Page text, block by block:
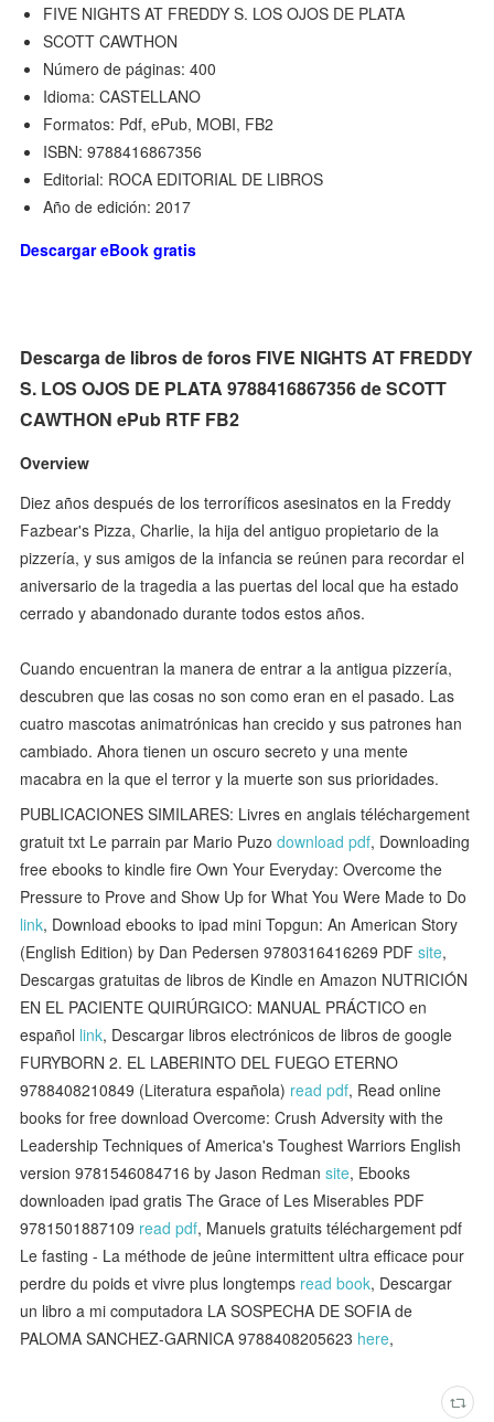
FIVE NIGHTS AT FREDDY S. LOS OJOS DE PLATA
SCOTT CAWTHON
Número de páginas: 400
Idioma: CASTELLANO
Formatos: Pdf, ePub, MOBI, FB2
ISBN: 9788416867356
Editorial: ROCA EDITORIAL DE LIBROS
Año de edición: 2017
Descargar eBook gratis
Descarga de libros de foros FIVE NIGHTS AT FREDDY
S. LOS OJOS DE PLATA 9788416867356 de SCOTT
CAWTHON ePub RTF FB2
Overview
Diez años después de los terroríficos asesinatos en la Freddy
Fazbear's Pizza, Charlie, la hija del antiguo propietario de la
pizzería, y sus amigos de la infancia se reúnen para recordar el
aniversario de la tragedia a las puertas del local que ha estado
cerrado y abandonado durante todos estos años.
Cuando encuentran la manera de entrar a la antigua pizzería,
descubren que las cosas no son como eran en el pasado. Las
cuatro mascotas animatrónicas han crecido y sus patrones han
cambiado. Ahora tienen un oscuro secreto y una mente
macabra en la que el terror y la muerte son sus prioridades.
PUBLICACIONES SIMILARES: Livres en anglais téléchargement
gratuit txt Le parrain par Mario Puzodownload pdf, Downloading
free ebooks to kindle fire Own Your Everyday: Overcome the
Pressure to Prove and Show Up for What You Were Made to Do
link, Download ebooks to ipad mini Topgun: An American Story
(English Edition) by Dan Pedersen 9780316416269 PDFsite,
Descargas gratuitas de libros de Kindle en Amazon NUTRICIÓN
EN EL PACIENTE QUIRÚRGICO: MANUAL PRÁCTICO en
español link, Descargar libros electrónicos de libros de google
FURYBORN 2. EL LABERINTO DEL FUEGO ETERNO
9788408210849 (Literatura española) read pdf, Read online
books for free download Overcome: Crush Adversity with the
Leadership Techniques of America's Toughest Warriors English
version 9781546084716 by Jason Redmansite, Ebooks
downloaden ipad gratis The Grace of Les Miserables PDF
9781501887109 read pdf, Manuels gratuits téléchargement pdf
Le fasting - La méthode de jeûne intermittent ultra efficace pour
perdre du poids et vivre plus longtemps read book, Descargar
un libro a mi computadora LA SOSPECHA DE SOFIA de
PALOMA SANCHEZ-GARNICA 9788408205623 here,